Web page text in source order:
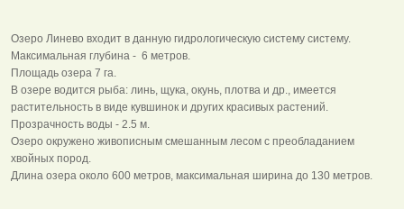
Озеро Линево входит в данную гидрологическую систему систему.
Максимальная глубина - 6 метров.
Площадь озера 7 га.
В озере водится рыба: линь, щука, окунь, плотва и др., имеется
растительность в виде кувшинок и других красивых растений.
Прозрачность воды - 2.5 м.
Озеро окружено живописным смешанным лесом с преобладанием
хвойных пород.
Длина озера около 600 метров, максимальная ширина до 130 метров.